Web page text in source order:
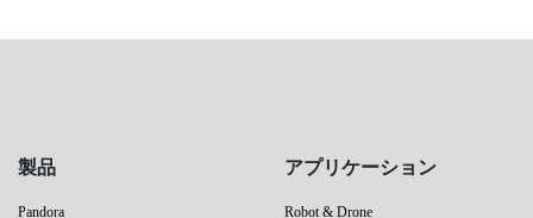
製品
Pandora
アプリケーション
Robot & Drone